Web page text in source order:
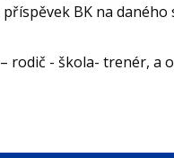
BK na daného
rodič - škola- trenér, a